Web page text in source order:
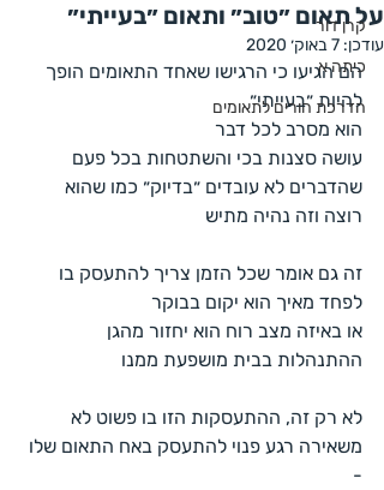
קרן דור
כיתה א
הדרכת הורים לתאומים
על תאום ״טוב״ ותאום ״בעייתי״
עודכן: 7 באוק׳ 2020
הם הגיעו כי הרגישו שאחד התאומים הופך
להיות ״בעייתי״
הוא מסרב לכל דבר
עושה סצנות בכי והשתטחות בכל פעם
שהדברים לא עובדים ״בדיוק״ כמו שהוא
רוצה וזה נהיה מתיש
זה גם אומר שכל הזמן צריך להתעסק בו
לפחד מאיך הוא יקום בבוקר
או באיזה מצב רוח הוא יחזור מהגן
ההתנהלות בבית מושפעת ממנו
לא רק זה, ההתעסקות הזו בו פשוט לא
משאירה רגע פנוי להתעסק באח התאום שלו
-